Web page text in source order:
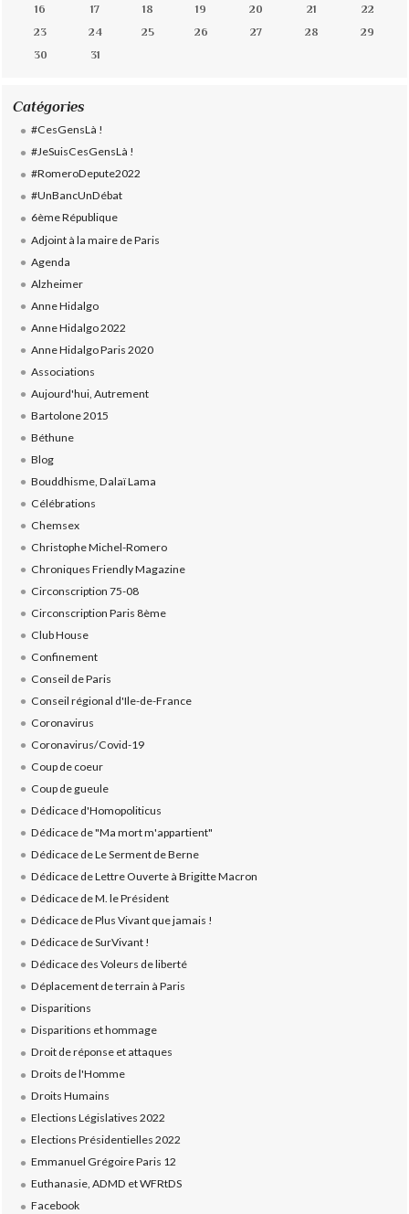
16 17 18 19 20 21
22
23
24 25 26 27 28
29
30
31
Catégories
#CesGensLà !
#JeSuisCesGensLà !
#RomeroDepute2022
#UnBancUnDébat
6ème République
Adjoint à la maire de Paris
Agenda
Alzheimer
Anne Hidalgo
Anne Hidalgo 2022
Anne Hidalgo Paris 2020
Associations
Aujourd'hui, Autrement
Bartolone 2015
Béthune
Blog
Bouddhisme, Dalaï Lama
Célébrations
Chemsex
Christophe Michel-Romero
Chroniques Friendly Magazine
Circonscription 75-08
Circonscription Paris 8ème
Club House
Confinement
Conseil de Paris
Conseil régional d'Ile-de-France
Coronavirus
Coronavirus/Covid-19
Coup de coeur
Coup de gueule
Dédicace d'Homopoliticus
Dédicace de "Ma mort m'appartient"
Dédicace de Le Serment de Berne
Dédicace de Lettre Ouverte à Brigitte Macron
Dédicace de M. le Président
Dédicace de Plus Vivant que jamais !
Dédicace de SurVivant !
Dédicace des Voleurs de liberté
Déplacement de terrain à Paris
Disparitions
Disparitions et hommage
Droit de réponse et attaques
Droits de l'Homme
Droits Humains
Elections Législatives 2022
Elections Présidentielles 2022
Emmanuel Grégoire Paris 12
Euthanasie, ADMD et WFRtDS
Facebook